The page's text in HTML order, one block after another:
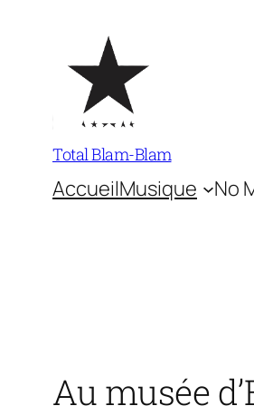
contenu
Total Blam-Blam
AccueilMusique No
Au musée